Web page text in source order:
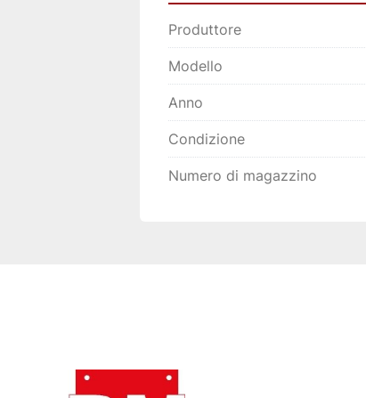
Produttore
Modello
Anno
Condizione
Numero di magazzino